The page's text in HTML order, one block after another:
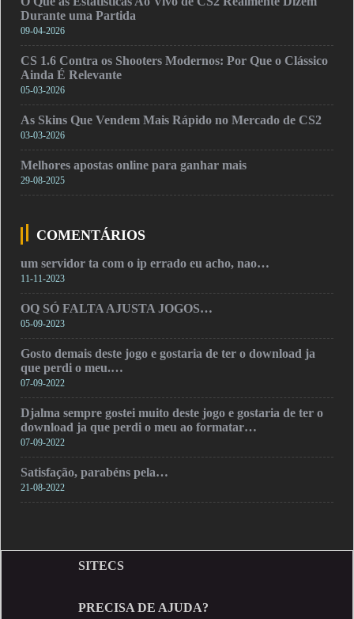
Durante uma Partida
09-04-2026
CS 1.6 Contra os Shooters Modernos: Por Que o Clássico
Ainda É Relevante
05-03-2026
As Skins Que Vendem Mais Rápido no Mercado de CS2
03-03-2026
Melhores apostas online para ganhar mais
29-08-2025
COMENTÁRIOS
um servidor ta com o ip errado eu acho, nao…
11-11-2023
OQ SÓ FALTA AJUSTA JOGOS…
05-09-2023
Gosto demais deste jogo e gostaria de ter o download ja
que perdi o meu.…
07-09-2022
Djalma sempre gostei muito deste jogo e gostaria de ter o
download ja que perdi o meu ao formatar…
07-09-2022
Satisfação, parabéns pela…
21-08-2022
SITECS
PRECISA DE AJUDA?